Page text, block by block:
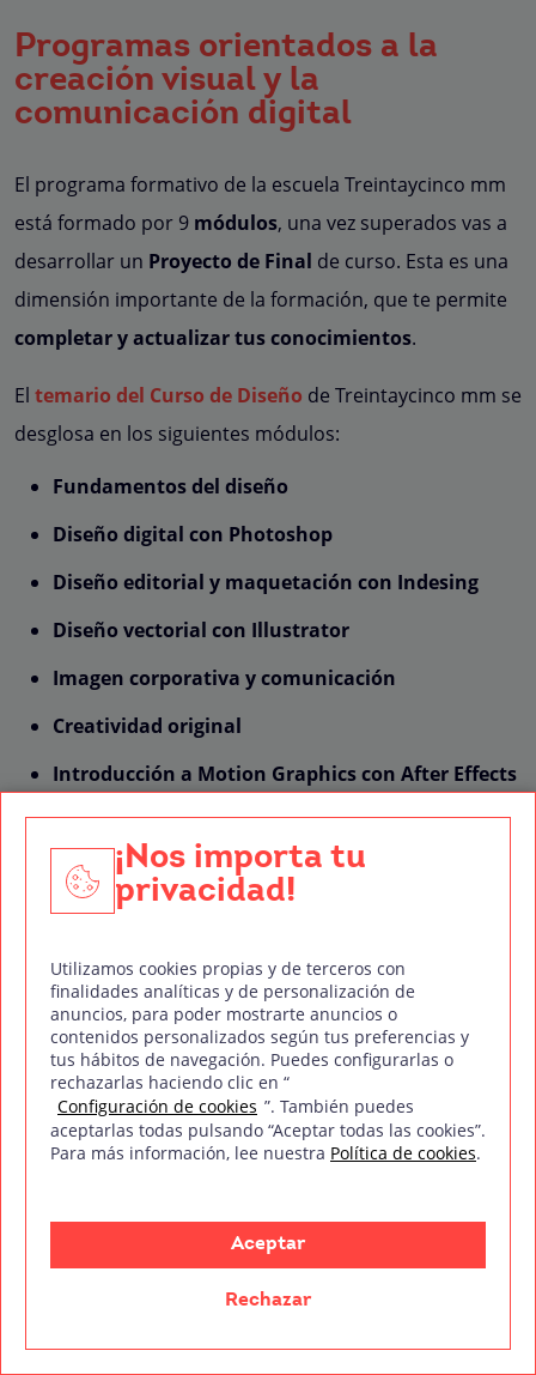
Programas orientados a la
creación visual y la
comunicación digital
El programa formativo de la escuela Treintaycinco mm
está formado por 9 módulos, una vez superados vas a
desarrollar un Proyecto de Final de curso. Esta es una
dimensión importante de la formación, que te permite
completar y actualizar tus conocimientos.
El temario del Curso de Diseño de Treintaycinco mm se
desglosa en los siguientes módulos:
Fundamentos del diseño
Diseño digital con Photoshop
Diseño editorial y maquetación con Indesing
Diseño vectorial con Illustrator
Imagen corporativa y comunicación
Creatividad original
Introducción a Motion Graphics con After Effects
Introducción al diseño web
Introducción al diseño UX y UI
Metodología práctica basada
en el aprendizaje por proyectos
Nuestra plataforma ofrece una gran variedad de
recursos educativosen el campo del diseño gráfico,
supervisados por los expertos en la materia. En tu
Enfoque que combina
¡Nos importa tu
privacidad!
Utilizamos cookies propias y de terceros con
finalidades analíticas y de personalización de
anuncios, para poder mostrarte anuncios o
contenidos personalizados según tus preferencias y
tus hábitos de navegación. Puedes configurarlas o
rechazarlas haciendo clic en “
Configuración de cookies ”. También puedes
aceptarlas todas pulsando “Aceptar todas las cookies”.
Para más información, lee nuestra Política de cookies.
Aceptar
Rechazar